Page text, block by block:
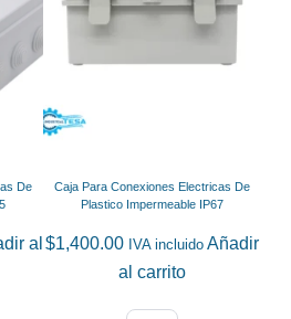
De
al
Caja Para Conexiones Electricas De
Plastico Impermeable IP67
$1,400.00 IVA incluido Añadir
al carrito